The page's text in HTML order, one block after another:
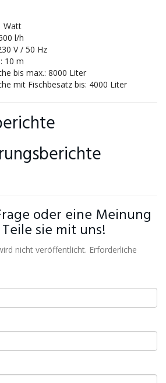
Watt
l/h
V / 50 Hz
10 m
bis max.: 8000 Liter
mit Fischbesatz bis: 4000 Liter
oder eine Meinung
sie mit uns!
nicht veröffentlicht. Erforderliche